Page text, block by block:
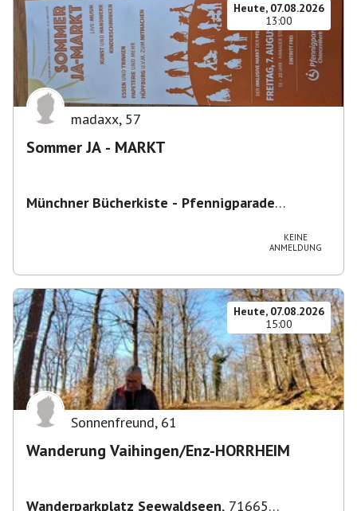
Heute, 07.08.2026
13:00
madaxx, 57
Sommer JA - MARKT
Münchner Bücherkiste - Pfennigparade
KEINE
ANMELDUNG
Heute, 07.08.2026
15:00
Sonnenfreund, 61
Wanderung Vaihingen/Enz-HORRHEIM
Wanderparkplatz Seewaldseen, 71665